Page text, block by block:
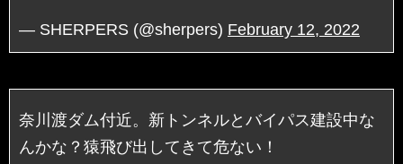
— SHERPERS (@sherpers) February 12, 2022
奈川渡ダム付近。新トンネルとバイパス建設中な
んかな？猿飛び出してきて危ない！